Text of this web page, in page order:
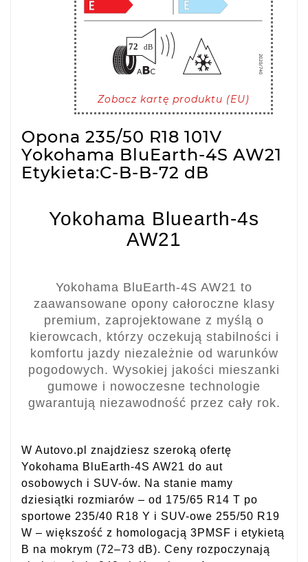
Zobacz kartę produktu (EU)
Opona 235/50 R18 101V
Yokohama BluEarth-4S AW21
Etykieta:C-B-B-72 dB
Yokohama Bluearth-4s
AW21
Yokohama BluEarth-4S AW21 to
zaawansowane opony całoroczne klasy
premium, zaprojektowane z myślą o
kierowcach, którzy oczekują stabilności i
komfortu jazdy niezależnie od warunków
pogodowych. Wysokiej jakości mieszanki
gumowe i nowoczesne technologie
gwarantują niezawodność przez cały rok.
W Autovo.pl znajdziesz szeroką ofertę
Yokohama BluEarth-4S AW21 do aut
osobowych i SUV-ów. Na stanie mamy
dziesiątki rozmiarów – od 175/65 R14 T po
sportowe 235/40 R18 Y i SUV-owe 255/50 R19
W – większość z homologacją 3PMSF i etykietą
B na mokrym (72–73 dB). Ceny rozpoczynają